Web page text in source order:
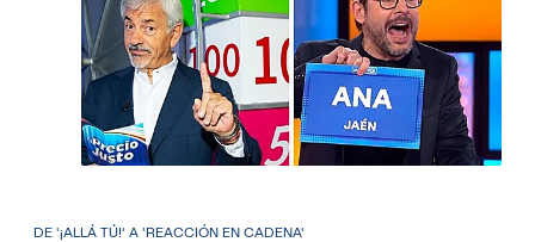
DE '¡ALLÁ TÚ!' A 'REACCIÓN EN CADENA'